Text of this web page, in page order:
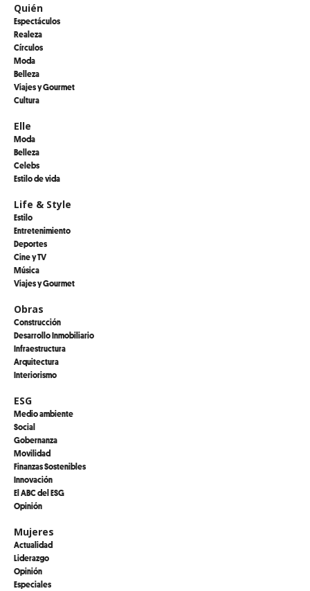
Quién
Espectáculos
Realeza
Círculos
Moda
Belleza
Viajes y Gourmet
Cultura
Elle
Moda
Belleza
Celebs
Estilo de vida
Life & Style
Estilo
Entretenimiento
Deportes
Cine y TV
Música
Viajes y Gourmet
Obras
Construcción
Desarrollo Inmobiliario
Infraestructura
Arquitectura
Interiorismo
ESG
Medio ambiente
Social
Gobernanza
Movilidad
Finanzas Sostenibles
Innovación
El ABC del ESG
Opinión
Mujeres
Actualidad
Liderazgo
Opinión
Especiales